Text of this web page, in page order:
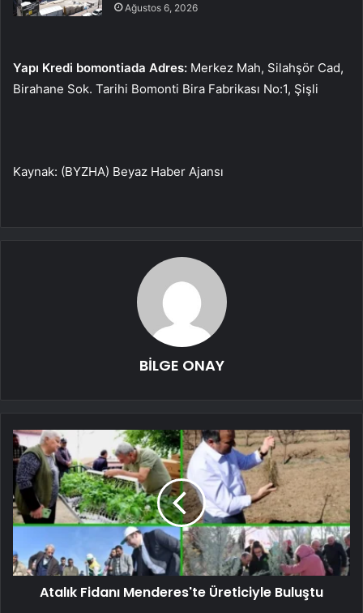
Ağustos 6, 2026
Yapı Kredi bomontiada Adres: Merkez Mah, Silahşör Cad,
Birahane Sok. Tarihi Bomonti Bira Fabrikası No:1, Şişli
Kaynak: (BYZHA) Beyaz Haber Ajansı
BİLGE ONAY
Atalık Fidanı Menderes'te Üreticiyle Buluştu